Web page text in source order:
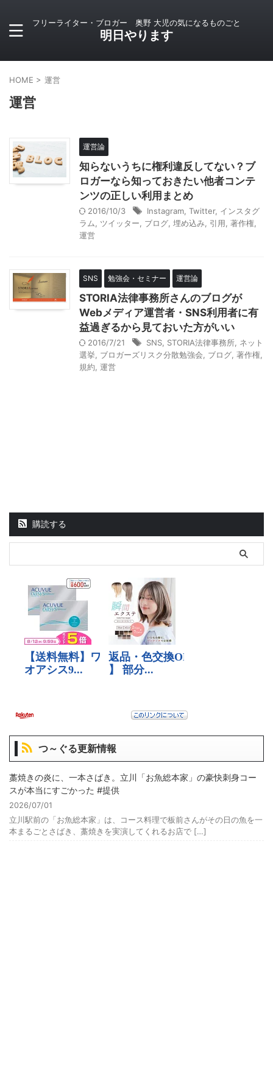
フリーライター・ブロガー 奥野 大児の気になるものごと
明日やります
HOME > 運営
運営
運営論
知らないうちに権利違反してない？ブ
ロガーなら知っておきたい他者コンテ
ンツの正しい利用まとめ
2016/10/3 Instagram Twitter, インスタグ
ラム
ツイッター ブログ 埋め込み 引用 著作権
運営
SNS 勉強会・セミナー 運営論
STORIA法律事務所さんのブログが
Webメディア運営者・SNS利用者に有
益過ぎるから見ておいた方がいい
2016/7/21 SNS STORIA法律事務所 ネット
選挙
ブロガーズリスク分散勉強会 ブログ 著作権
規約 運営
購読する
つ～ぐる更新情報
藁焼きの炎に、一本さばき。立川「お魚総本家」の豪快刺身コー
スが本当にすごかった #提供
2026/07/01
立川駅前の「お魚総本家」は、コース料理で板前さんがその日の魚を一
本まるごとさばき、藁焼きを実演してくれるお店で […]